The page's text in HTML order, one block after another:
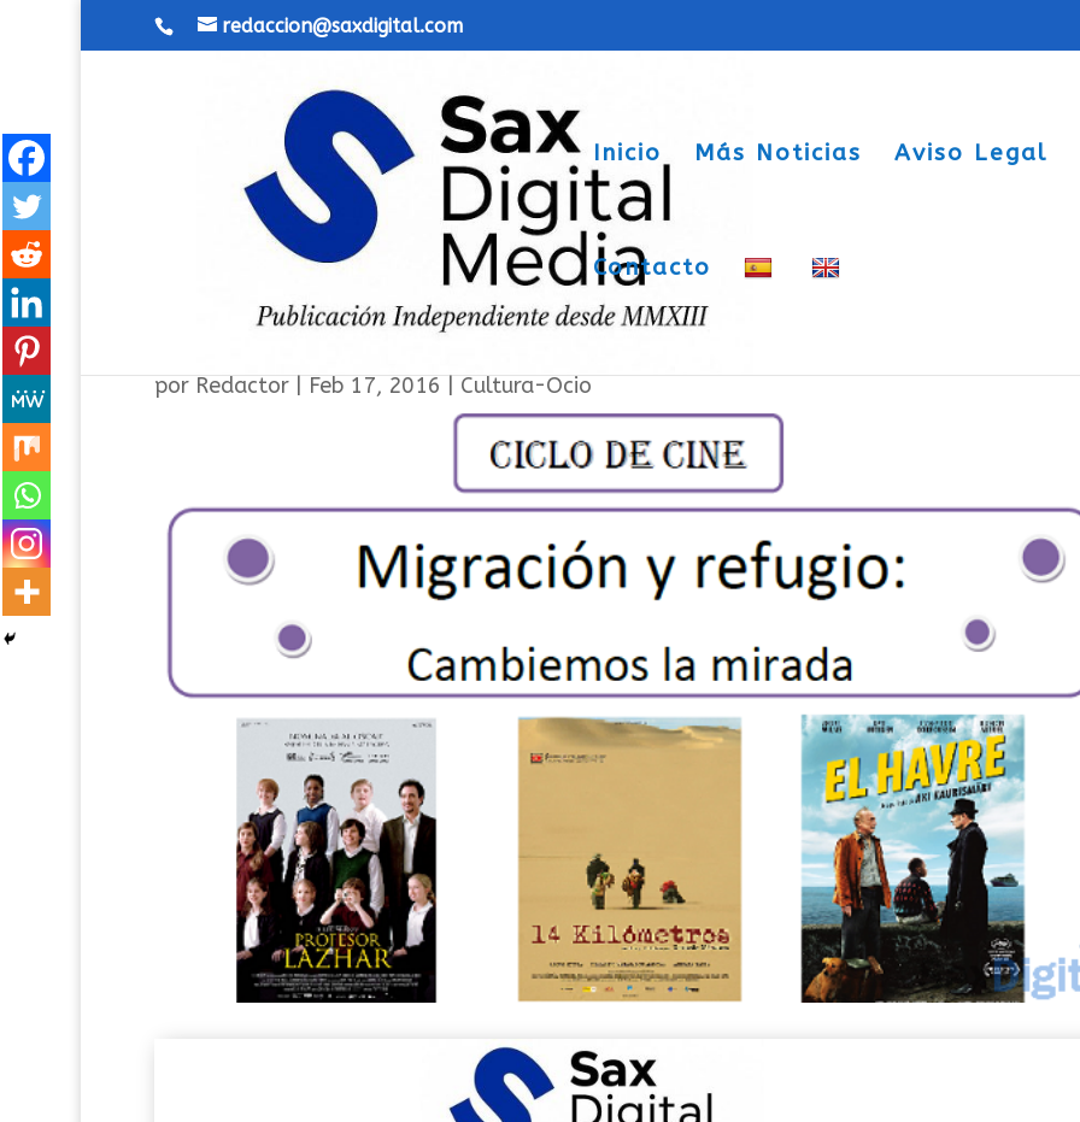
redaccion@saxdigital.com
Inicio Más Noticias Aviso Legal
Contacto
Ciclo de cine: Migración y refugio, en la Casa Alberto Sols de Sax
por Redactor| Feb 17, 2016 Cultura-Ocio